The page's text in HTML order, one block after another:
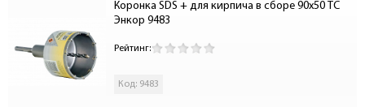
Коронка SDS + для кирпича в сборе 90x50 ТС
Энкор 9483
Рейтинг:
Код: 9483